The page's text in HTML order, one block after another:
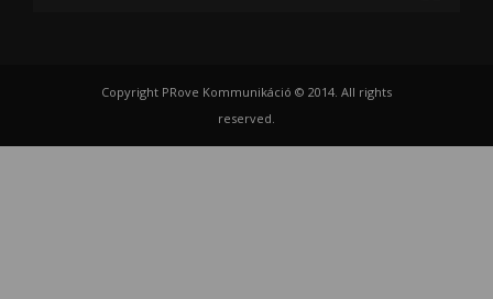
Copyright PRove Kommunikáció © 2014. All rights
reserved.